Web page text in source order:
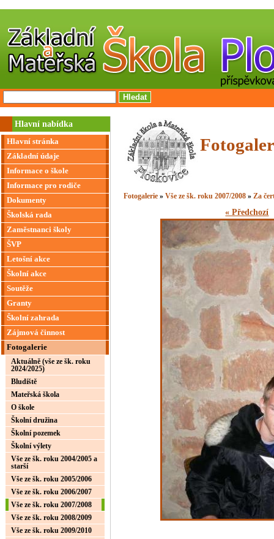
Hlavní nabídka
Hlavní stránka
Základní údaje
Informace o škole
Informace pro rodiče
Dokumenty
Školská rada
Zaměstnanci školy
ŠVP
Letošní akce
Školní akce
Soutěže
Granty
Školní zahrada
Zájmová činnost
Fotogalerie
Aktuálně (vše ze šk. roku
2024/2025)
Bludiště
Mateřská škola
O škole
Školní družina
Školní pozemek
Školní výlety
Vše ze šk. roku 2004/2005 a
starší
Vše ze šk. roku 2005/2006
Vše ze šk. roku 2006/2007
Vše ze šk. roku 2007/2008
Vše ze šk. roku 2008/2009
Vše ze šk. roku 2009/2010
Fotogalerie »Vše ze šk. roku 2007/2008 »Za
« Předchozí